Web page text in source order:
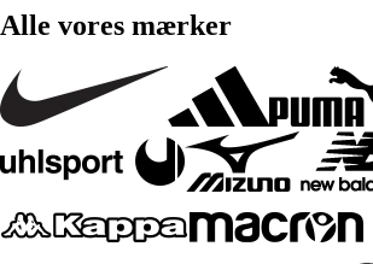
Alle vores mærker